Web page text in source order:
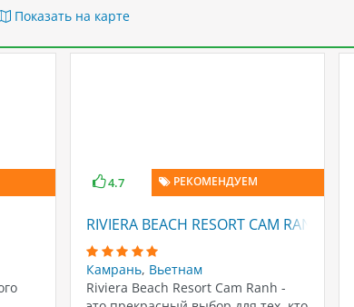
Показать на карте
4.7 РЕКОМЕНДУЕМ
RIVIERA BEACH RESORT CAM RANH
Камрань, Вьетнам
Riviera Beach Resort Cam Ranh -